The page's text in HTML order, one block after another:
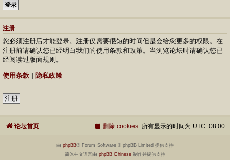
注册
您必须注册后才能登录。注册仅需要很短的时间但是会给您更多的权限。在
注册前请确认您已经明白我们的使用条款和政策。当浏览论坛时请确认您已
经阅读过版面规则。
使用条款 隐私政策
注册
论坛首页 所有显示的时间为 UTC+08:00
删除 cookies
由 phpBB® Forum Software © phpBB Limited 提供支持
简体中文语言由 phpBB Chinese 制作并提供支持